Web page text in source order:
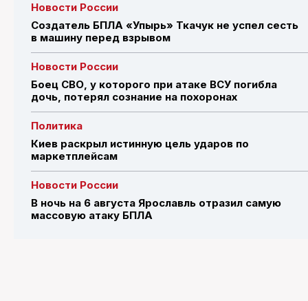
Новости России
Создатель БПЛА «Упырь» Ткачук не успел сесть
в машину перед взрывом
Новости России
Боец СВО, у которого при атаке ВСУ погибла
дочь, потерял сознание на похоронах
Политика
Киев раскрыл истинную цель ударов по
маркетплейсам
Новости России
В ночь на 6 августа Ярославль отразил самую
массовую атаку БПЛА